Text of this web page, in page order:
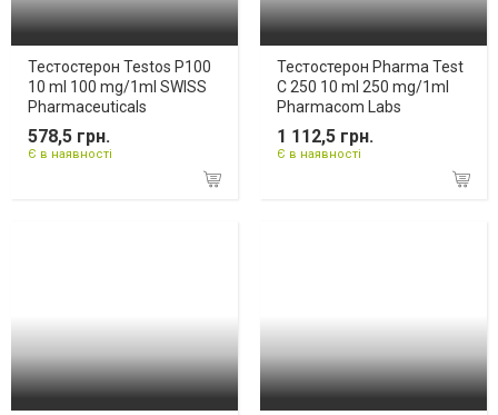
Тестостерон Testos P100
10 ml 100 mg/1ml SWISS
Pharmaceuticals
578,5 грн.
Є в наявності
Тестостерон Pharma Test
С 250 10 ml 250 mg/1ml
Pharmacom Labs
1 112,5 грн.
Є в наявності